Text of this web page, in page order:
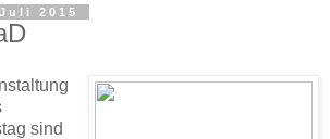
2015
sind